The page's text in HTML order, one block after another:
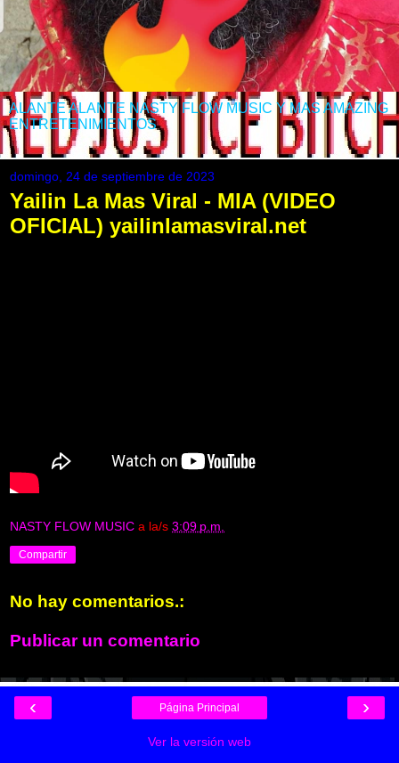
ALANTE ALANTE NASTY FLOW MUSIC Y MAS AMAZING
ENTRETENIMIENTOS
domingo, 24 de septiembre de 2023
Yailin La Mas Viral - MIA (VIDEO
OFICIAL) yailinlamasviral.net
NASTY FLOW MUSIC a la/s 3:09 p.m.
Compartir
No hay comentarios.:
Publicar un comentario
‹ ›
Página Principal
Ver la versión web